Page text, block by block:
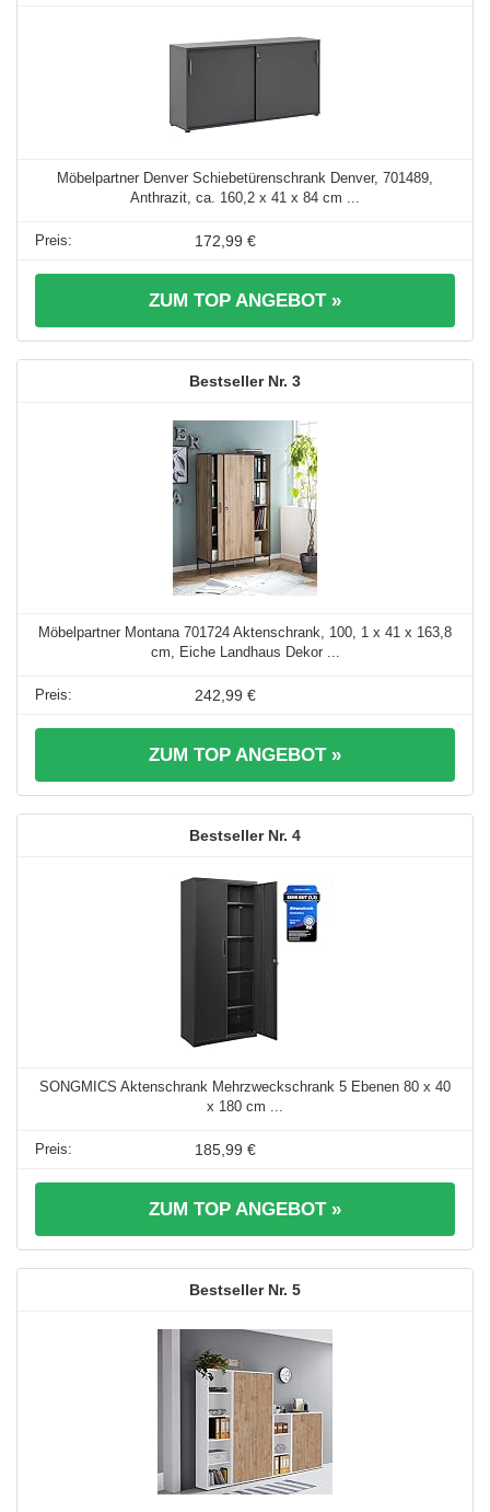
Möbelpartner Denver Schiebetürenschrank Denver, 701489,
Anthrazit, ca. 160,2 x 41 x 84 cm ...
172,99 €
ZUM TOP ANGEBOT »
3
Möbelpartner Montana 701724 Aktenschrank, 100, 1 x 41 x 163,8
cm, Eiche Landhaus Dekor ...
242,99 €
ZUM TOP ANGEBOT »
4
SONGMICS Aktenschrank Mehrzweckschrank 5 Ebenen 80 x 40
x 180 cm ...
185,99 €
ZUM TOP ANGEBOT »
5